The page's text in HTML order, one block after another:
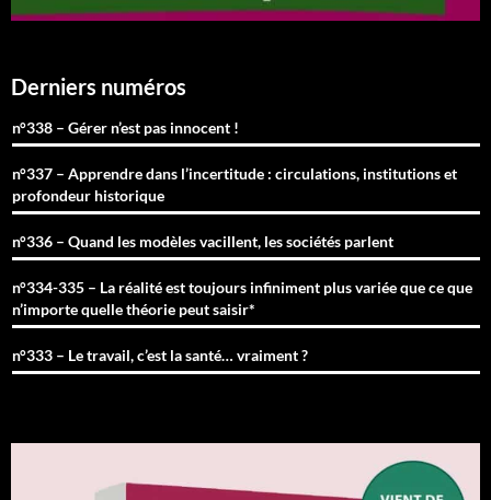
Derniers numéros
n°338 – Gérer n’est pas innocent !
n°337 – Apprendre dans l’incertitude : circulations, institutions et
profondeur historique
n°336 – Quand les modèles vacillent, les sociétés parlent
n°334-335 – La réalité est toujours infiniment plus variée que ce que
n’importe quelle théorie peut saisir*
n°333 – Le travail, c’est la santé… vraiment ?